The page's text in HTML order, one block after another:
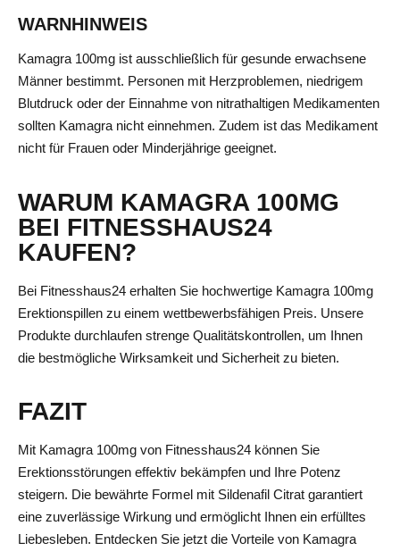
WARNHINWEIS
Kamagra 100mg ist ausschließlich für gesunde erwachsene
Männer bestimmt. Personen mit Herzproblemen, niedrigem
Blutdruck oder der Einnahme von nitrathaltigen Medikamenten
sollten Kamagra nicht einnehmen. Zudem ist das Medikament
nicht für Frauen oder Minderjährige geeignet.
WARUM KAMAGRA 100MG
BEI FITNESSHAUS24
KAUFEN?
Bei Fitnesshaus24 erhalten Sie hochwertige Kamagra 100mg
Erektionspillen zu einem wettbewerbsfähigen Preis. Unsere
Produkte durchlaufen strenge Qualitätskontrollen, um Ihnen
die bestmögliche Wirksamkeit und Sicherheit zu bieten.
FAZIT
Mit Kamagra 100mg von Fitnesshaus24 können Sie
Erektionsstörungen effektiv bekämpfen und Ihre Potenz
steigern. Die bewährte Formel mit Sildenafil Citrat garantiert
eine zuverlässige Wirkung und ermöglicht Ihnen ein erfülltes
Liebesleben. Entdecken Sie jetzt die Vorteile von Kamagra